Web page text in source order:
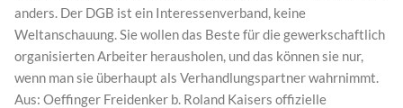
anders. Der DGB ist ein Interessenverband, keine
Weltanschauung. Sie wollen das Beste für die gewerkschaftlich
organisierten Arbeiter herausholen, und das können sie nur,
wenn man sie überhaupt als Verhandlungspartner wahrnimmt.
Aus: Oeffinger Freidenker b. Roland Kaisers offizielle